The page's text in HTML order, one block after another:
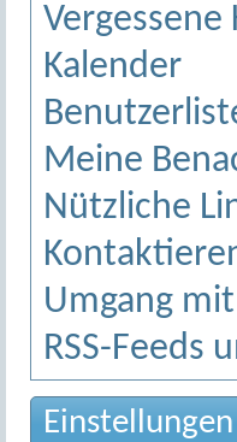
Kalender
Meine
Nützliche
Umgang
RSS-Feeds